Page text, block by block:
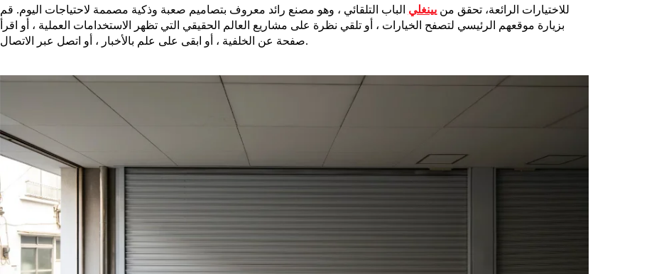
للاختيارات الرائعة، تحقق منيينغلي الباب التلقائي ، وهو مصنع رائد معروف بتصاميم صعبة وذكية مصممة لاحتياجات اليوم. قم
بزيارة موقعهم الرئيسي لتصفح الخيارات ، أو تلقي نظرة على مشاريع العالم الحقيقي التي تظهر الاستخدامات العملية ، أو اقرأ
صفحة عن الخلفية ، أو ابقى على علم بالأخبار ، أو اتصل عبر الاتصال.